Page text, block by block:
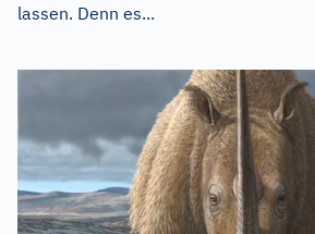
lassen. Denn es...